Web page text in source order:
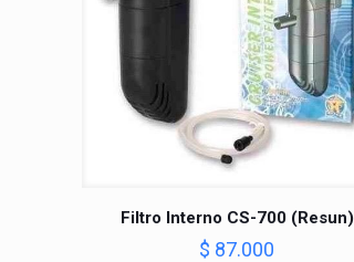
Filtro Interno CS-700 (Resun)
$ 87.000